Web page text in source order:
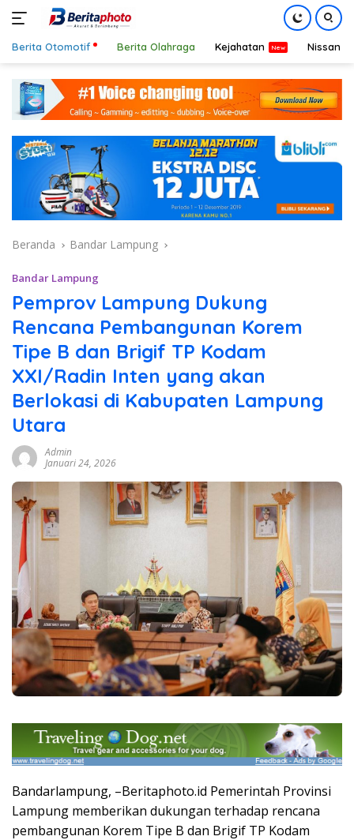
konten
Berita Otomotif Berita Olahraga Kejahatan Nissan
Beranda Bandar Lampung
Bandar Lampung
Pemprov Lampung Dukung
Rencana Pembangunan Korem
Tipe B dan Brigif TP Kodam
XXI/Radin Inten yang akan
Berlokasi di Kabupaten Lampung
Utara
Admin
Januari 24, 2026
Bandarlampung, –Beritaphoto.id Pemerintah Provinsi
Lampung memberikan dukungan terhadap rencana
pembangunan Korem Tipe B dan Brigif TP Kodam